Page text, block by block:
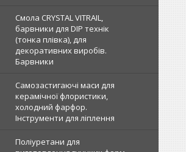
Смола CRYSTAL VITRAIL,
барвники для DIP технік
(тонка плівка), для
декоративних виробів.
Барвники
Самозастигаючі маси для
керамічної флористики,
холодний фарфор.
Інструменти для ліплення
Поліуретани для